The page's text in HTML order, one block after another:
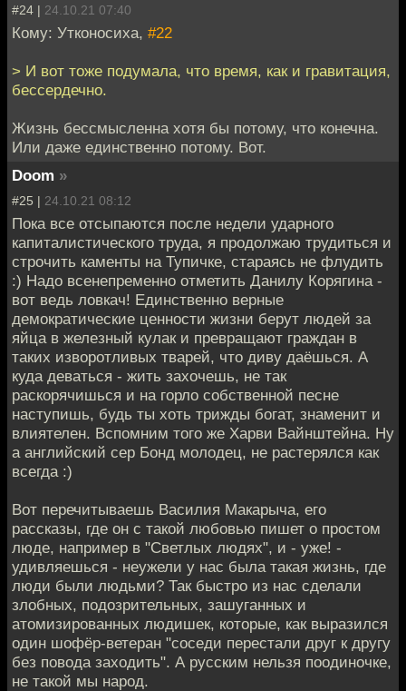
#24 | 24.10.21 07:40
Кому: Утконосиха, #22
> И вот тоже подумала, что время, как и гравитация,
бессердечно.
Жизнь бессмысленна хотя бы потому, что конечна.
Или даже единственно потому. Вот.
Doom »
#25 | 24.10.21 08:12
Пока все отсыпаются после недели ударного
капиталистического труда, я продолжаю трудиться и
строчить каменты на Тупичке, стараясь не флудить
:) Надо всенепременно отметить Данилу Корягина -
вот ведь ловкач! Единственно верные
демократические ценности жизни берут людей за
яйца в железный кулак и превращают граждан в
таких изворотливых тварей, что диву даёшься. А
куда деваться - жить захочешь, не так
раскорячишься и на горло собственной песне
наступишь, будь ты хоть трижды богат, знаменит и
влиятелен. Вспомним того же Харви Вайнштейна. Ну
а английский сер Бонд молодец, не растерялся как
всегда :)
Вот перечитываешь Василия Макарыча, его
рассказы, где он с такой любовью пишет о простом
люде, например в "Светлых людях", и - уже! -
удивляешься - неужели у нас была такая жизнь, где
люди были людьми? Так быстро из нас сделали
злобных, подозрительных, зашуганных и
атомизированных людишек, которые, как выразился
один шофёр-ветеран "соседи перестали друг к другу
без повода заходить". А русским нельзя поодиночке,
не такой мы народ.